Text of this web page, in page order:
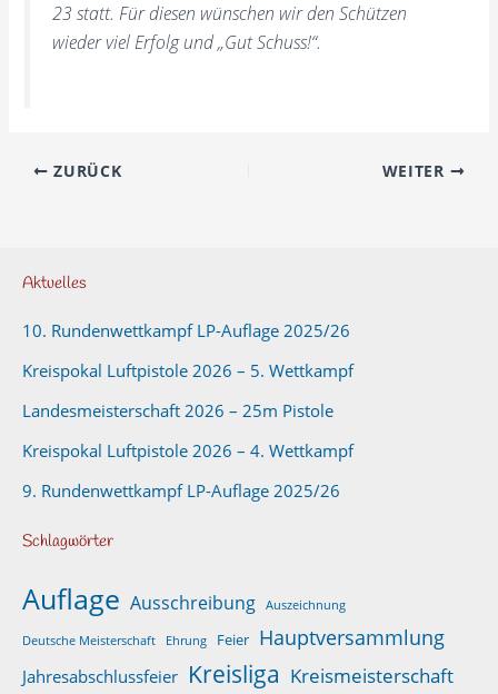
23 statt. Für diesen wünschen wir den Schützen
wieder viel Erfolg und „Gut Schuss!“.
ZURÜCK WEITER
Aktuelles
10. Rundenwettkampf LP-Auflage 2025/26
Kreispokal Luftpistole 2026 – 5. Wettkampf
Landesmeisterschaft 2026 – 25m Pistole
Kreispokal Luftpistole 2026 – 4. Wettkampf
9. Rundenwettkampf LP-Auflage 2025/26
Schlagwörter
Auflage Ausschreibung Auszeichnung
Deutsche Meisterschaft Ehrung Feier Hauptversammlung
Jahresabschlussfeier Kreisliga Kreismeisterschaft